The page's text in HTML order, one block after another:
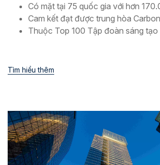
Có mặt tại 75 quốc gia với hơn
Cam kết đạt được trung hòa
Thuộc Top 100 Tập đoàn sáng tạo
Tìm hiểu thêm